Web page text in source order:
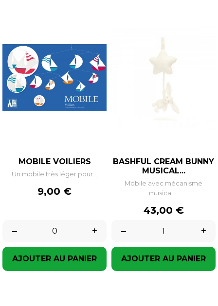
MOBILE VOILIERS
Un mobile très léger pour...
Prix
9,00 €
– +
AJOUTER AU PANIER
BASHFUL CREAM BUNNY
MUSICAL...
Mobile avec mécanisme
musical....
Prix
43,00 €
–
+
AJOUTER AU PANIER